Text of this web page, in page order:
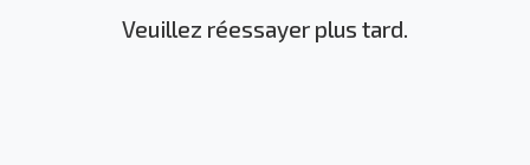
Veuillez réessayer plus tard.